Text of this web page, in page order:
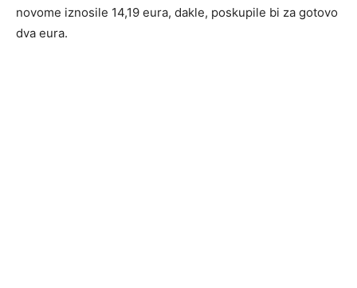
novome iznosile 14,19 eura, dakle, poskupile bi za gotovo
dva eura.